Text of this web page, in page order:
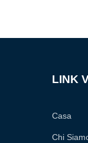
LINK
Casa
Chi